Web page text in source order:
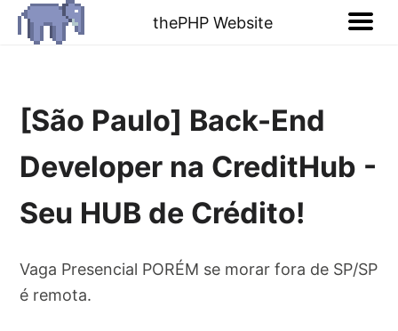
thePHP Website
[São Paulo] Back-End
Developer na CreditHub -
Seu HUB de Crédito!
Vaga Presencial PORÉM se morar fora de SP/SP
é remota.